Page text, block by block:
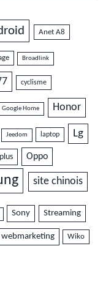
Anet A8
Broadlink
cyclisme
Google Home Honor
Jeedom laptop Lg
Oppo
site chinois
Sony Streaming
webmarketing Wiko